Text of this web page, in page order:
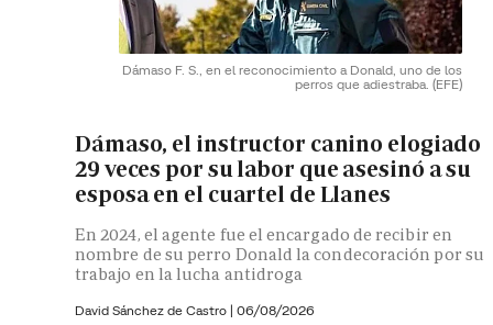
Dámaso F. S., en el reconocimiento a Donald, uno de los
perros que adiestraba. (EFE)
Dámaso, el instructor canino elogiado
29 veces por su labor que asesinó a su
esposa en el cuartel de Llanes
En 2024, el agente fue el encargado de recibir en
nombre de su perro Donald la condecoración por su
trabajo en la lucha antidroga
David Sánchez de Castro | 06/08/2026